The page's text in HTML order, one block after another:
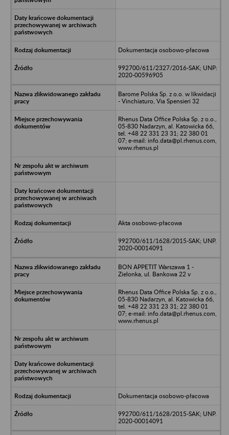
Dokumentacja osobowo-płacowa
992700/611/2327/2016-SAK; UNP:
2020-00596905
Barome Polska Sp. z o.o. w likwidacji
- Vinchiaturo, Via Spensieri 32
Rhenus Data Office Polska Sp. z o.o.,
05-830 Nadarzyn, al. Katowicka 66,
tel. +48 22 331 23 31; 22 380 01
07; e-mail: info.data@pl.rhenus.com,
www.rhenus.pl
Akta osobowo-płacowa
992700/611/1628/2015-SAK; UNP.
2020-00014091
BON APPETIT Warszawa 1 -
Zielonka, ul. Bankowa 22 v
Rhenus Data Office Polska Sp. z o.o.,
05-830 Nadarzyn, al. Katowicka 66,
tel. +48 22 331 23 31; 22 380 01
07; e-mail: info.data@pl.rhenus.com,
www.rhenus.pl
Dokumentacja osobowo-płacowa
992700/611/1628/2015-SAK; UNP.
2020-00014091